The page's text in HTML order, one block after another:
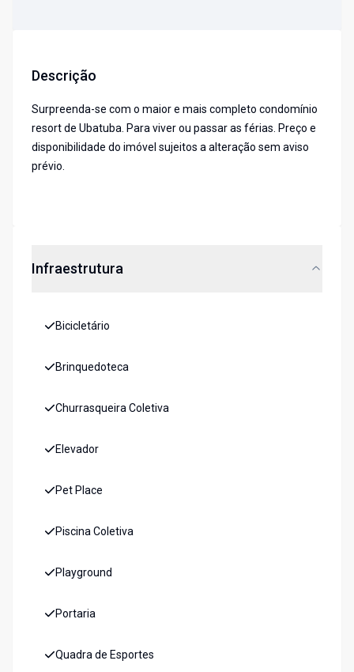
Descrição
Surpreenda-se com o maior e mais completo condomínio
resort de Ubatuba. Para viver ou passar as férias. Preço e
disponibilidade do imóvel sujeitos a alteração sem aviso
prévio.
Infraestrutura
Bicicletário
Brinquedoteca
Churrasqueira Coletiva
Elevador
Pet Place
Piscina Coletiva
Playground
Portaria
Quadra de Esportes